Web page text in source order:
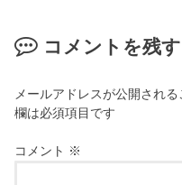
コメントを残す
メールアドレスが公開される
欄は必須項目です
コメント ※